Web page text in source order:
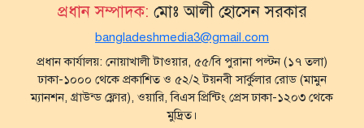
প্রধান সম্পাদক: মোঃ আলী হোসেন সরকার
bangladeshmedia3@gmail.com
প্রধান কার্যালয়: নোয়াখালী টাওয়ার, ৫৫/বি পুরানা পল্টন (১৭ তলা)
ঢাকা-১০০০ থেকে প্রকাশিত ও ৫২/২ টয়নবী সার্কুলার রোড (মামুন
ম্যানশন, গ্রাউন্ড ফ্লোর), ওয়ারি, বিএস প্রিন্টিং প্রেস ঢাকা-১২০৩ থেকে
মুদ্রিত।